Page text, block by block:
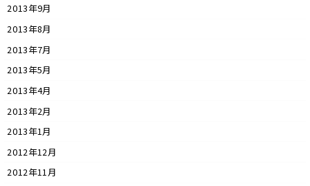
2013年9月
2013年8月
2013年7月
2013年5月
2013年4月
2013年2月
2013年1月
2012年12月
2012年11月